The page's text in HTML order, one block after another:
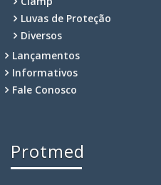
Luvas de Proteção
Diversos
Lançamentos
Informativos
Fale Conosco
Protmed